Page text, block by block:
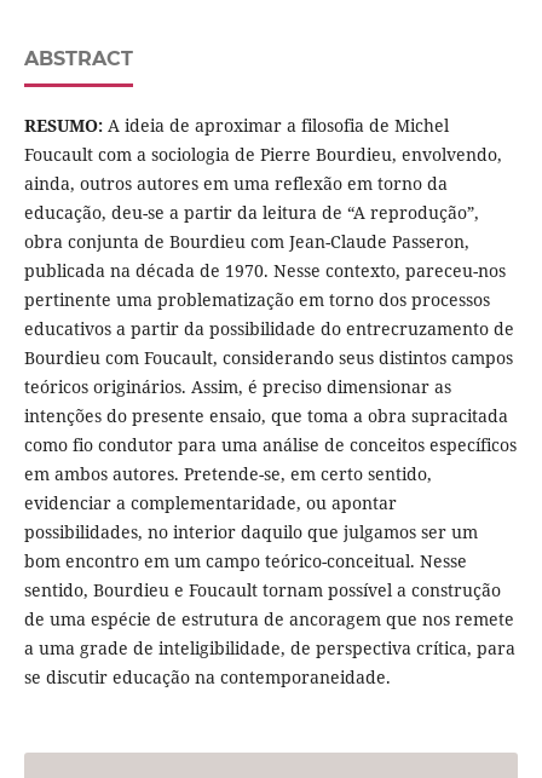
ABSTRACT
RESUMO: A ideia de aproximar a filosofia de Michel
Foucault com a sociologia de Pierre Bourdieu, envolvendo,
ainda, outros autores em uma reflexão em torno da
educação, deu-se a partir da leitura de “A reprodução”,
obra conjunta de Bourdieu com Jean-Claude Passeron,
publicada na década de 1970. Nesse contexto, pareceu-nos
pertinente uma problematização em torno dos processos
educativos a partir da possibilidade do entrecruzamento de
Bourdieu com Foucault, considerando seus distintos campos
teóricos originários. Assim, é preciso dimensionar as
intenções do presente ensaio, que toma a obra supracitada
como fio condutor para uma análise de conceitos específicos
em ambos autores. Pretende-se, em certo sentido,
evidenciar a complementaridade, ou apontar
possibilidades, no interior daquilo que julgamos ser um
bom encontro em um campo teórico-conceitual. Nesse
sentido, Bourdieu e Foucault tornam possível a construção
de uma espécie de estrutura de ancoragem que nos remete
a uma grade de inteligibilidade, de perspectiva crítica, para
se discutir educação na contemporaneidade.